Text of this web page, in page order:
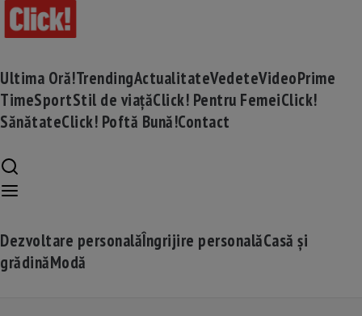
Ultima Oră!TrendingActualitateVedeteVideoPrime
TimeSportStil de viațăClick! Pentru FemeiClick!
SănătateClick! Poftă Bună!Contact
Dezvoltare personalăÎngrijire personalăCasă și
grădinăModă